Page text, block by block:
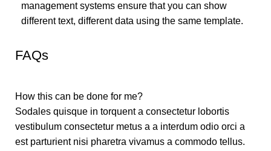
management systems ensure that you can show
different text, different data using the same template.
FAQs
How this can be done for me?
Sodales quisque in torquent a consectetur lobortis
vestibulum consectetur metus a a interdum odio orci a
est parturient nisi pharetra vivamus a commodo tellus.